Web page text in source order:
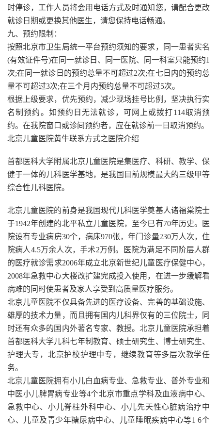
时停诊，工作人员将会用电话方式及时通知您，请配合更改
就诊日期或更换其他医生，请您保持电话畅通。
九、预约限制：
按照北京市卫生局统一平台预约须知的要求，同一患者实名
(有效证件号)在同一就诊日、同一医院、同一科室只能预约1
次;在同一就诊日的预约总量不可超过2次;在七日内的预约总
量不可超过3次;在三个月内预约总量不可超过5次。
根据上级要求，优先预约，减少现场挂号比例，坚决执行实
名制预约。如预约日无法就诊，可网上或拨打114取消预
约。在我院窗口或诊间预约者，应在就诊前一日取消预约。
北京儿童医院黄牛联系方式之医院介绍
首都医科大学附属北京儿童医院是集医疗、科研、教学、保
健于一体的儿科医学基地，是我国目前规模最大的三级甲等
综合性儿科医院。
北京儿童医院的前身是我国现代儿科医学奠基人诸福棠院士
于1942年创建的北平私立儿童医院，至今已有70年历史。医
院设有专业病房30个，病床970张，年门诊量230万人次，住
院病人4.5万余人次，手术2万例。医院为满足不同阶层人群
的医疗就诊需求2006年成立北京新世纪儿童医疗保健中心，
2008年急救中心大楼改扩建完成投入使用，在进一步缓解看
病难的同时使患者及家人享受到高质量医疗服务。
北京儿童医院不仅具备先进的医疗设备、完善的基础设施、
雄厚的技术力量，而且拥有国内儿科界仅有的三位院士，同
时还有众多的国内外著名专家、教授。北京儿童医院承担着
首都医科大学儿科七年制教育、硕士研究生、博士研究生、
护理大专，北京护校护理中专，继续教育等多层次教学任
务。
北京儿童医院拥有小儿白血病专业、急救专业、普外专业和
中医小儿脾胃病专业等4个北京市重点学科及血液病中心、
急救中心、小儿脊柱外科中心、小儿先天性心脏病治疗中
心、儿童及青少年糖尿病中心、儿童睡眠疾病中心等1 6个